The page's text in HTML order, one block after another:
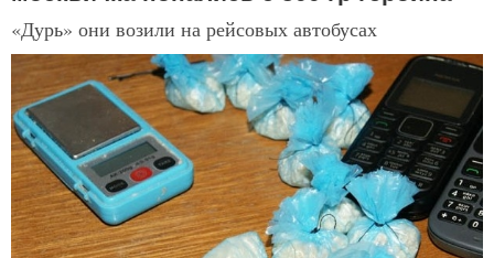
«Дурь» они возили на рейсовых автобусах